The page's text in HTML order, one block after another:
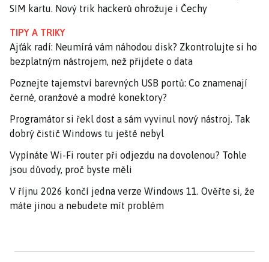
SIM kartu. Nový trik hackerů ohrožuje i Čechy
TIPY A TRIKY
Ajťák radí: Neumírá vám náhodou disk? Zkontrolujte si ho
bezplatným nástrojem, než přijdete o data
Poznejte tajemství barevných USB portů: Co znamenají
černé, oranžové a modré konektory?
Programátor si řekl dost a sám vyvinul nový nástroj. Tak
dobrý čistič Windows tu ještě nebyl
Vypínáte Wi-Fi router při odjezdu na dovolenou? Tohle
jsou důvody, proč byste měli
V říjnu 2026 končí jedna verze Windows 11. Ověřte si, že
máte jinou a nebudete mít problém